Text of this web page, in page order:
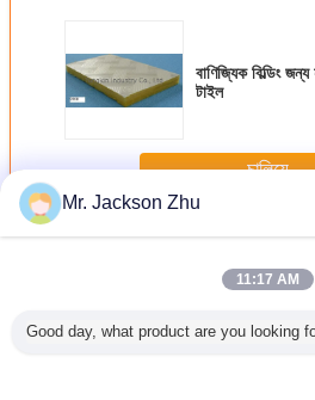
বাণিজ্যিক বিল্ডিং
টাইল
চালিয়ে
অধিকগ্লাস উলের সিলিং টাইলস
Mr. Jackson Zhu
11:17 AM
Good day, what product are you looking